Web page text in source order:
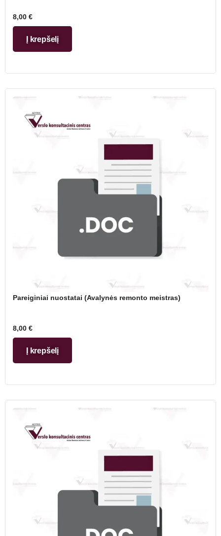
8,00 €
Į krepšelį
Pareiginiai nuostatai (Avalynės remonto meistras)
8,00 €
Į krepšelį